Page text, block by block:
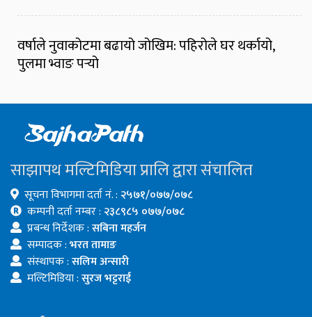
वर्षाले नुवाकोटमा बढायो जोखिम: पहिरोले घर थर्कायो,
पुलमा भ्वाङ पर्‍यो
साझापथ मल्टिमिडिया प्रालि द्वारा संचालित
सूचना विभागमा दर्ता नं. : २५७१/०७७/०७८
कम्पनी दर्ता नम्बर : २३८९८५ ०७७/०७८
प्रबन्ध निर्देशक :सबिना महर्जन
सम्पादक :भरत तामाङ
संस्थापक :सलिम अन्सारी
मल्टिमिडिया :सुरज भट्टराई